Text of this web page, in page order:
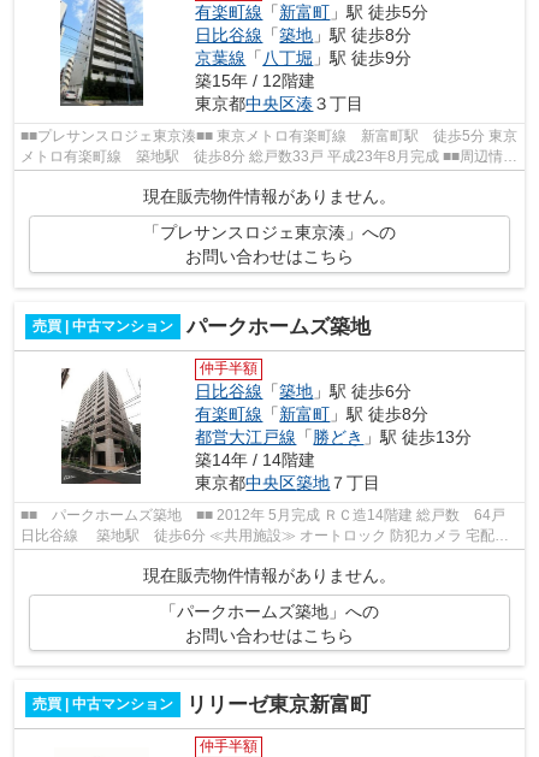
有楽町線 「新富町 」駅 徒歩5分
日比谷線 「築地 」駅 徒歩8分
京葉線 「 八丁堀 」駅 徒歩9分
築15年 / 12階建
東京都中央区湊３丁目
■■プレサンスロジェ東京湊■■ 東京メトロ有楽町線 新富町駅 徒歩5分 東京
メトロ有楽町線 築地駅 徒歩8分 総戸数33戸 平成23年8月完成 ■■周辺情報
現在販売物件情報がありません。
「プレサンスロジェ東京湊」への
お問い合わせはこちら
売買 | 中古マンション パークホームズ築地
仲手半額
日比谷線 「築地 」駅 徒歩6分
有楽町線 「新富町 」駅 徒歩8分
都営大江戸線 「 勝どき 」駅 徒歩13分
築14年 / 14階建
東京都中央区築地 ７丁目
■■ パークホームズ築地 ■■ 2012年 5月完成 ＲＣ造14階建 総戸数 64戸
日比谷線 築地駅 徒歩6分 ≪共用施設≫ オートロック 防犯カメラ 宅配
BOX エレベーター ≪周辺情報≫ セブ...
現在販売物件情報がありません。
「パークホームズ築地」への
お問い合わせはこちら
売買 | 中古マンション リリーゼ東京新富町
仲手半額